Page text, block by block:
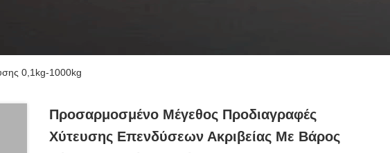
0,1kg-1000kg
Προσαρμοσμένο Μέγεθος Προδιαγραφές
Χύτευσης Επενδύσεων Ακριβείας Με Βάρος